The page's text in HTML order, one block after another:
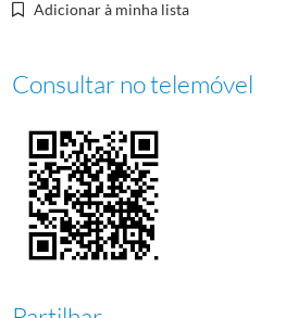
0076Provas para o Boletim "Olimpo" [1]
Adicionar à minha lista
Consultar no telemóvel